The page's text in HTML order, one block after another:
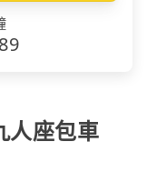
人座包車